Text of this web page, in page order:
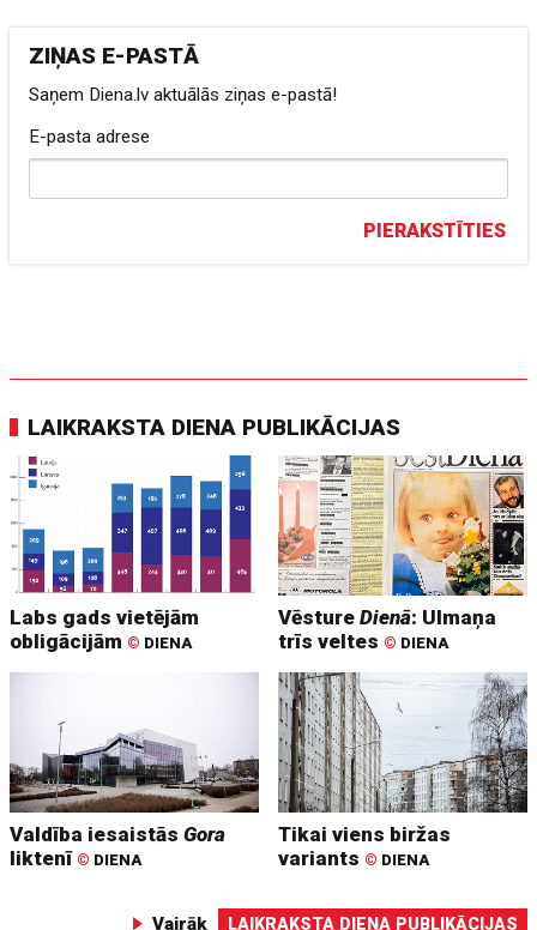
ZIŅAS E-PASTĀ
Saņem Diena.lv aktuālās ziņas e-pastā!
E-pasta adrese
PIERAKSTĪTIES
LAIKRAKSTA DIENA PUBLIKĀCIJAS
Labs gads vietējām
obligācijām © DIENA
VēstureDienā: Ulmaņa
trīs veltes © DIENA
Valdība iesaistāsGora
liktenī © DIENA
Tikai viens biržas
variants © DIENA
Vairāk LAIKRAKSTA DIENA PUBLIKĀCIJAS